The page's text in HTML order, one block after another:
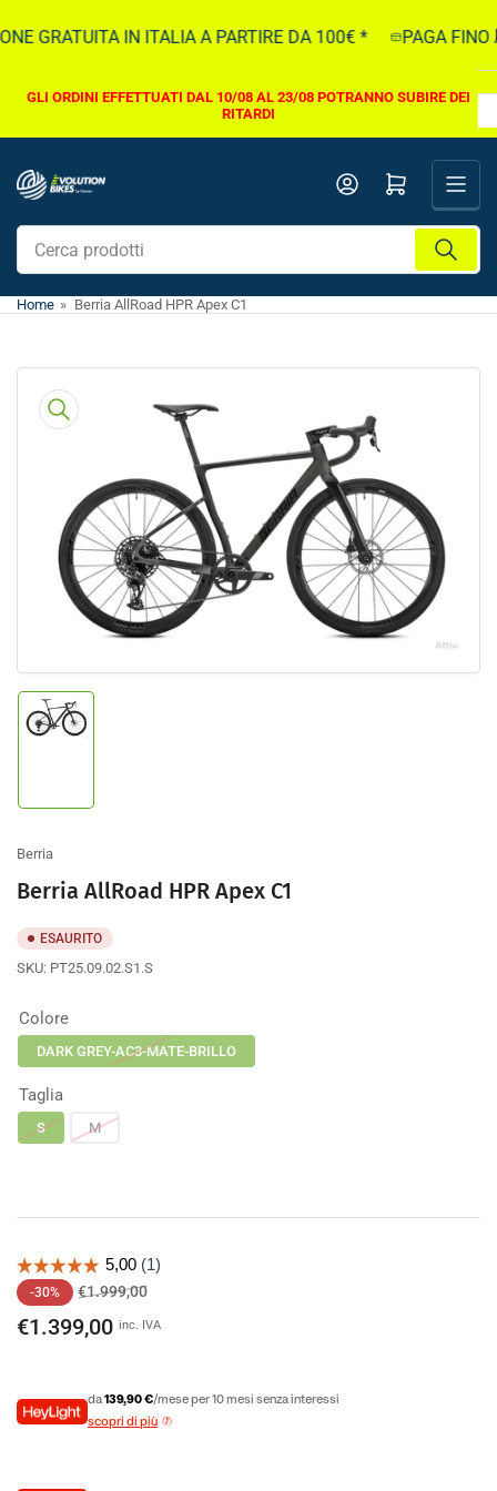
direttamente
contenuti
GRATUITA IN ITALIA A PARTIRE DA 100€ * PAGA FINO
GLI ORDINI EFFETTUATI DAL 10/08 AL 23/08 POTRANNO SUBIRE DEI
RITARDI
Cerca
prodotti
Apri il mini carrello
Home » Berria AllRoad HPR Apex C1
direttamente
prodotto
Apri
contenuto
multimediale
1
nella
nella
Berria
Berria AllRoad HPR Apex C1
ESAURITO
SKU: PT25.09.02.S1.S
Colore
DARK GREY-AC3-MATE-BRILLO
Taglia
S M
Prezzo
di
-30% €1.999,00Prezzo
scontato
€1.399,00 inc. IVA
da139,90 €/mese per 10 mesi senza interessi
scopri di più